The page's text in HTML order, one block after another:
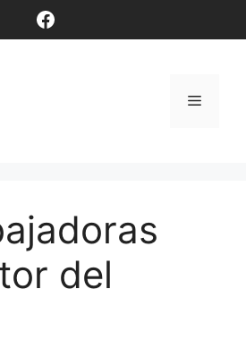
Facebook
Menú
del